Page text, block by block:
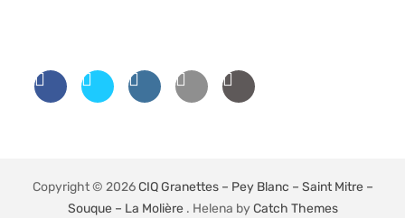
Copyright © 2026CIQ Granettes – Pey Blanc – Saint Mitre –
Souque – La Molière. Helena byCatch Themes